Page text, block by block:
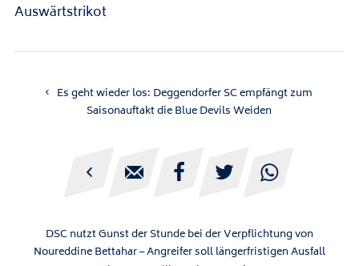
Auswärtstrikot
Es geht wieder los: Deggendorfer SC empfängt zum
Saisonauftakt die Blue Devils Weiden
    
DSC nutzt Gunst der Stunde bei der Verpflichtung von
Noureddine Bettahar – Angreifer soll längerfristigen Ausfall